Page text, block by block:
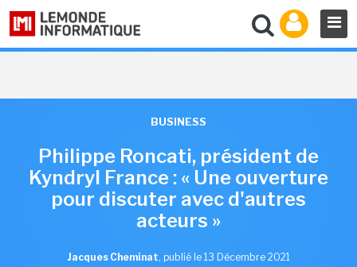
BUSINESS
Philippe Roncati, président de
Kyndryl France : « Une ouverture
pour discuter avec d'autres
acteurs »
Jacques Cheminat, publié le 13 Décembre 2021